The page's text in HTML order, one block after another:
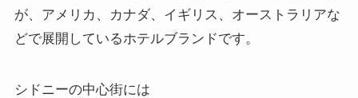
が、アメリカ、カナダ、イギリス、オーストラリアな
どで展開しているホテルブランドです。
シドニーの中心街には